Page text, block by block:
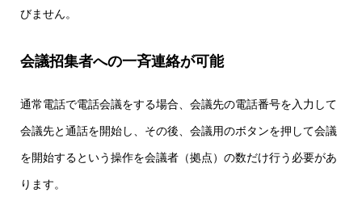
びません。
会議招集者への一斉連絡が可能
通常電話で電話会議をする場合、会議先の電話番号を入力して
会議先と通話を開始し、その後、会議用のボタンを押して会議
を開始するという操作を会議者（拠点）の数だけ行う必要があ
ります。